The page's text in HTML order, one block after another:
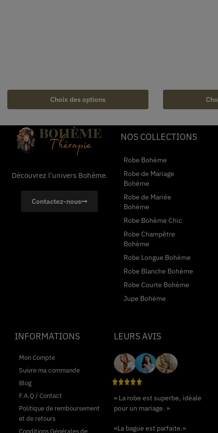
Choix des options
Découvrez l'univers Bohème.
Contactez-nous
NOS COLLECTIONS
Robe Bohème
Robe de Mariage
Bohème
Robe de Mariée
Bohème
Robe Bohème Chic
Robe Champêtre
Bohème
Robe Longue Bohème
Robe Blanche Bohème
Robe Courte Bohème
Jupe Bohème
INFORMATIONS
Mon Compte
Suivre ma commande
Blog
F.A.Q / Contact
Politique de remboursement
et de retours
Conditions Générales de
LEURS AVIS
« La robe est superbe, idéale
pour un mariage. »
«La bague est parfaite.»